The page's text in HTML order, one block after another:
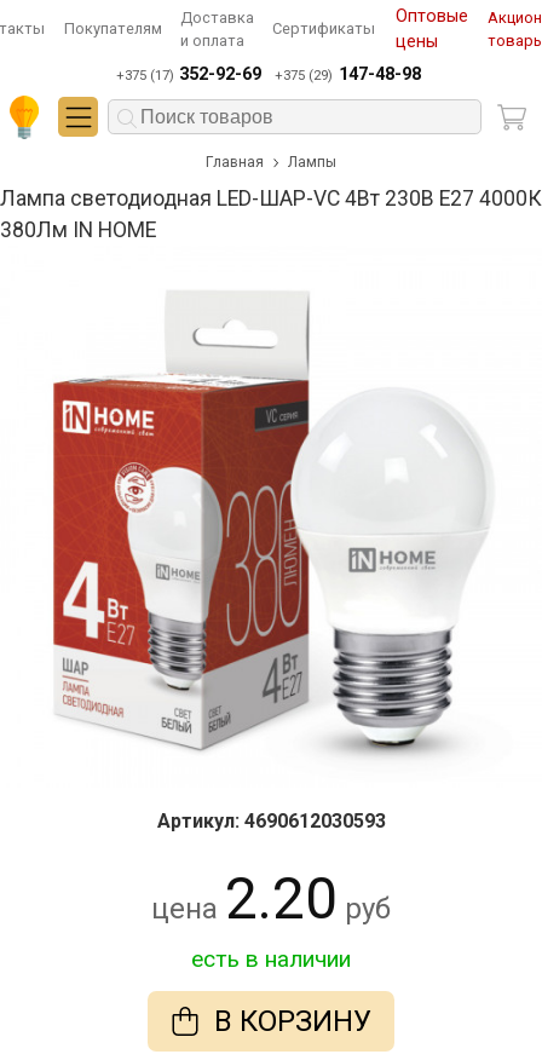
Покупателям
Доставка
и оплата
Сертификаты
Оптовые
цены
+375 (17) 352-92-69 +375 (29) 147-48-98
Главная Лампы
Лампа светодиодная LED-ШАР-VC 4Вт 230В Е27 4000К
380Лм IN HOME
Артикул: 4690612030593
цена 2.20 руб
есть в наличии
В КОРЗИНУ